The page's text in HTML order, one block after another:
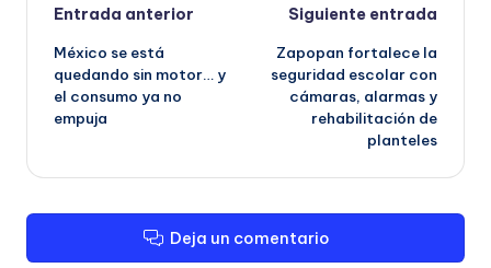
Navegación
de
entradas
Entrada anterior
México se está
quedando sin motor… y
el consumo ya no
empuja
Siguiente entrada
Zapopan fortalece la
seguridad escolar con
cámaras, alarmas y
rehabilitación de
planteles
Deja un comentario